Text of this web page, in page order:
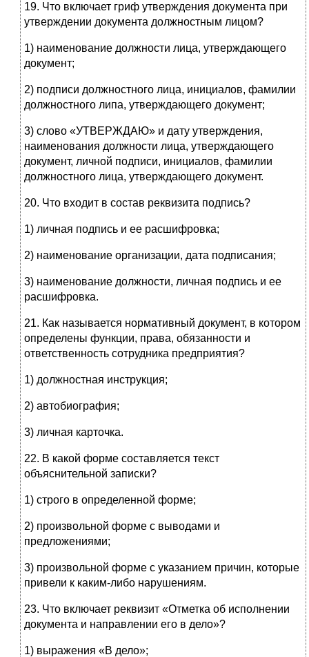
19. Что включает гриф утверждения документа при
утверждении документа должностным лицом?
1) наименование должности лица, утверждающего
документ;
2) подписи должностного лица, инициалов, фамилии
должностного липа, утверждающего документ;
3) слово «УТВЕРЖДАЮ» и дату утверждения,
наименования должности лица, утверждающего
документ, личной подписи, инициалов, фамилии
должностного лица, утверждающего документ.
20. Что входит в состав реквизита подпись?
1) личная подпись и ее расшифровка;
2) наименование организации, дата подписания;
3) наименование должности, личная подпись и ее
расшифровка.
21. Как называется нормативный документ, в котором
определены функции, права, обязанности и
ответственность сотрудника предприятия?
1) должностная инструкция;
2) автобиография;
3) личная карточка.
22. В какой форме составляется текст
объяснительной записки?
1) строго в определенной форме;
2) произвольной форме с выводами и
предложениями;
3) произвольной форме с указанием причин, которые
привели к каким-либо нарушениям.
23. Что включает реквизит «Отметка об исполнении
документа и направлении его в дело»?
1) выражения «В дело»;